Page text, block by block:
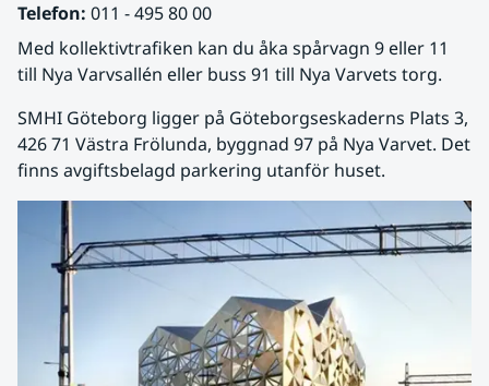
Telefon: 011 - 495 80 00
Med kollektivtrafiken kan du åka spårvagn 9 eller 11
till Nya Varvsallén eller buss 91 till Nya Varvets torg.
SMHI Göteborg ligger på Göteborgseskaderns Plats 3,
426 71 Västra Frölunda, byggnad 97 på Nya Varvet. Det
finns avgiftsbelagd parkering utanför huset.